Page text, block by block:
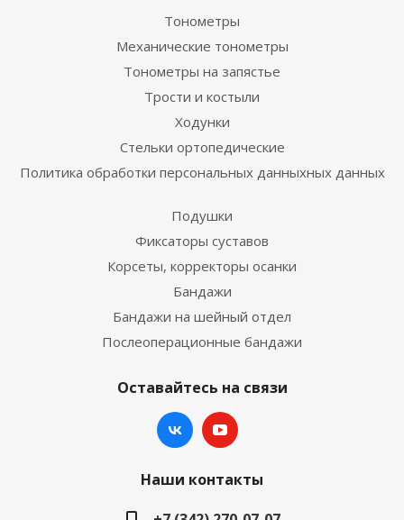
Тонометры
Механические тонометры
Тонометры на запястье
Трости и костыли
Ходунки
Стельки ортопедические
Политика обработки персональных данныхных данных
Подушки
Фиксаторы суставов
Корсеты, корректоры осанки
Бандажи
Бандажи на шейный отдел
Послеоперационные бандажи
Оставайтесь на связи
Наши контакты